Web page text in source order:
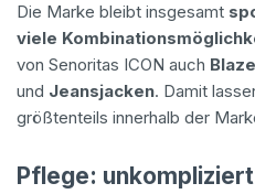
Die Marke bleibt insgesamt
viele
von Senoritas ICON auch
und Jeansjacken. Damit
größtenteils innerhalb der
Pflege: